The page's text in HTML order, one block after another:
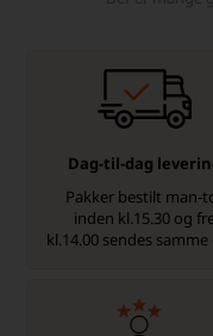
Dag-til-dag
Pakker bestilt man-
inden kl.15.30 og
kl.14.00 sendes samme